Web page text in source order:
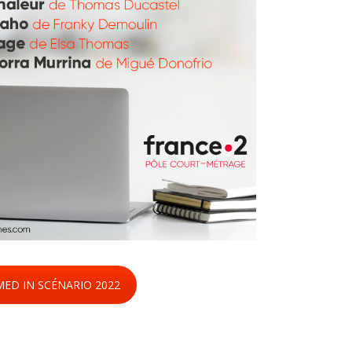
IN SCÉNARIO 2022